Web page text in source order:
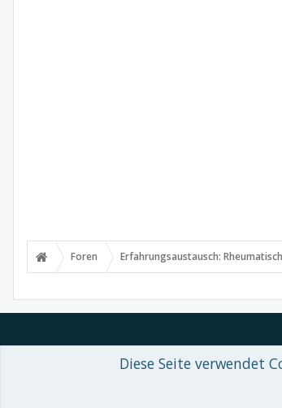
Foren Erfahrungsaustausch:
Forum software by XenForo™© 2010-2018 XenForo
Diese Seite verwendet